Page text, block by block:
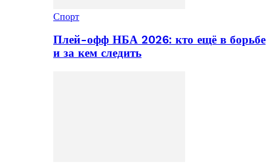
Спорт
Плей-офф НБА 2026: кто ещё в борьбе
и за кем следить